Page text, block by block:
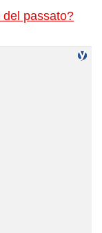
del passato?